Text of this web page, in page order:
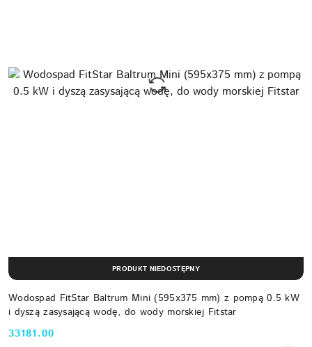
Wodospad FitStar Baltrum Mini (595x375 mm) z pompą 0.5 kW
i dyszą zasysającą wodę, do wody morskiej Fitstar
Cena:
33181.00
PRODUKT NIEDOSTĘPNY